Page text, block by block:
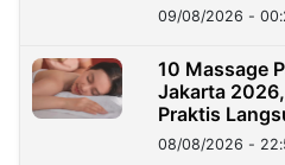
09/08/2026 -
10 Massage
Jakarta
Praktis
08/08/2026 -